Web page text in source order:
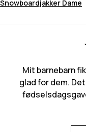
Snowboardjakker Dame
Mit barnebarn
glad for dem.